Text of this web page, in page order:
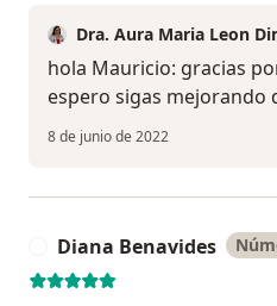
Dra. Aura Maria Leon
hola Mauricio: gracias
espero sigas mejorando
8 de junio de 2022
Diana Benavides